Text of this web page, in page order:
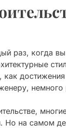
раз, когда
немного
Но на самом